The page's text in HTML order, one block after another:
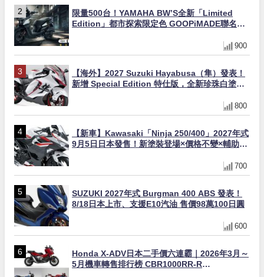
限量500台！YAMAHA BW’S全新「Limited
Edition」都市探索限定色 GOOPiMADE聯名包
900
【海外】2027 Suzuki Hayabusa（隼）發表！
新增 Special Edition 特仕版，全新珍珠白塗裝
800
【新車】Kawasaki「Ninja 250/400」2027年式
9月5日日本發售！新塗裝登場×價格不變×輔助滑
700
SUZUKI 2027年式 Burgman 400 ABS 發表！
8/18日本上市、支援E10汽油 售價98萬100日圓
600
Honda X-ADV日本二手價六連霸｜2026年3月～
5月機車轉售排行榜 CBR1000RR-R